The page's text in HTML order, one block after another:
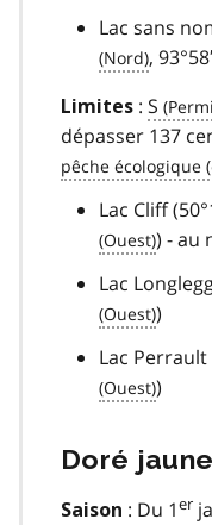
Lac sans
,
Limites : S
dépasser 137
Lac Cliff
) - au
Lac
)
Lac Perrault
)
Doré jaune
Saison : Du 1er